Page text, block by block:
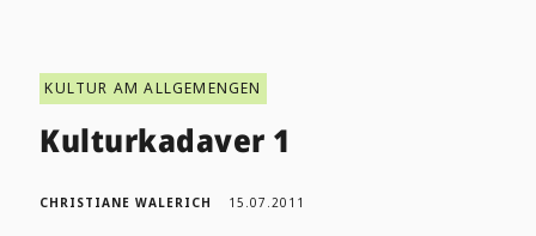
KULTUR AM ALLGEMENGEN
Kulturkadaver 1
CHRISTIANE WALERICH 15.07.2011